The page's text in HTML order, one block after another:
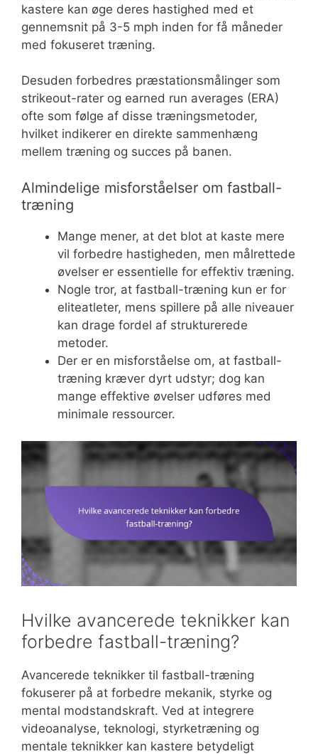
kastere kan øge deres hastighed med et
gennemsnit på 3-5 mph inden for få måneder
med fokuseret træning.
Desuden forbedres præstationsmålinger som
strikeout-rater og earned run averages (ERA)
ofte som følge af disse træningsmetoder,
hvilket indikerer en direkte sammenhæng
mellem træning og succes på banen.
Almindelige misforståelser om fastball-
træning
Mange mener, at det blot at kaste mere
vil forbedre hastigheden, men målrettede
øvelser er essentielle for effektiv træning.
Nogle tror, at fastball-træning kun er for
eliteatleter, mens spillere på alle niveauer
kan drage fordel af strukturerede
metoder.
Der er en misforståelse om, at fastball-
træning kræver dyrt udstyr; dog kan
mange effektive øvelser udføres med
minimale ressourcer.
Hvilke avancerede teknikker kan
forbedre fastball-træning?
Avancerede teknikker til fastball-træning
fokuserer på at forbedre mekanik, styrke og
mental modstandskraft. Ved at integrere
videoanalyse, teknologi, styrketræning og
mentale teknikker kan kastere betydeligt